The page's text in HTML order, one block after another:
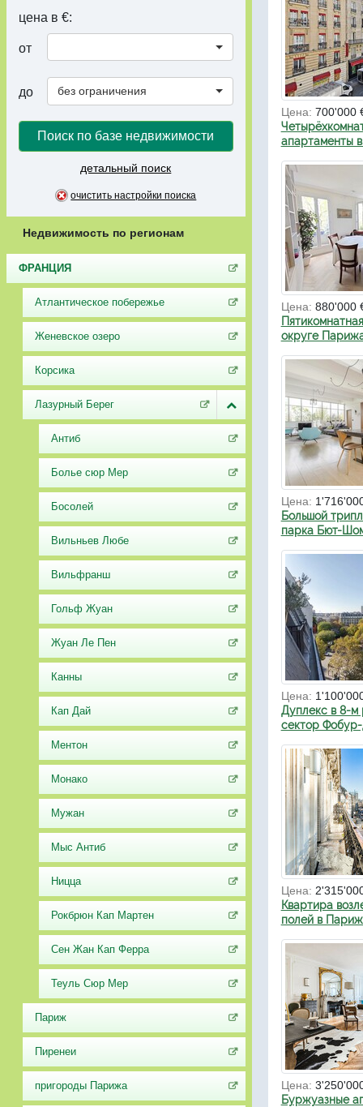
цена в €:
от
до без ограничения
Поиск по базе недвижимости
детальный поиск
очистить настройки поиска
Недвижимость по регионам
ФРАНЦИЯ
Атлантическое побережье
Женевское озеро
Корсика
Лазурный Берег
Антиб
Болье сюр Мер
Босолей
Вильньев Любе
Вильфранш
Гольф Жуан
Жуан Ле Пен
Канны
Кап Дай
Ментон
Монако
Мужан
Мыс Антиб
Ницца
Рокбрюн Кап Мартен
Сен Жан Кап Ферра
Теуль Сюр Мер
Париж
Пиренеи
пригороды Парижа
Цена: 700'000
апартаменты
Цена: 880'000
округе
Цена:
Большой
парка Бют-
Цена:
Дуплекс в 8-
сектор
Цена:
Квартира
полей в
Цена:
Буржуазные